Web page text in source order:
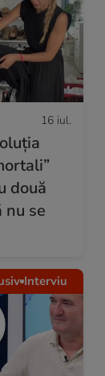
16 iul.
două
nu se
Interviu